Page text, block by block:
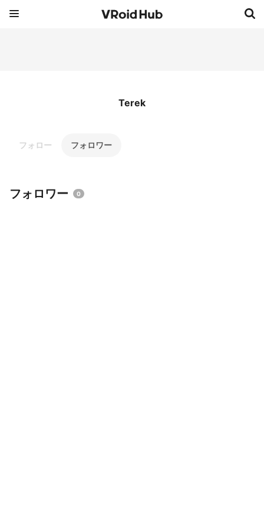
Terek
フォロー フォロワー
フォロワー 0